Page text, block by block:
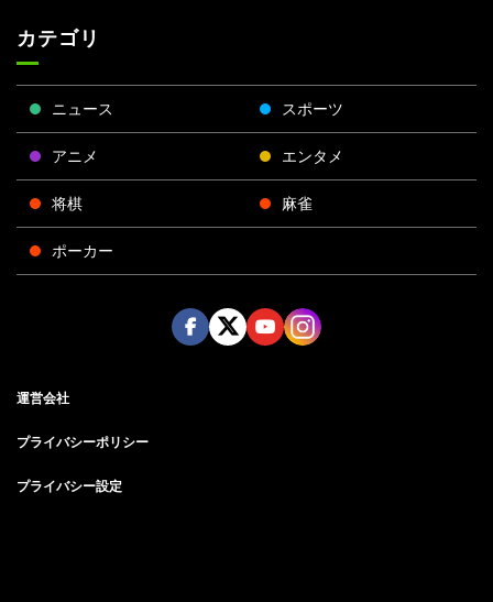
カテゴリ
ニュース スポーツ
アニメ エンタメ
将棋 麻雀
ポーカー
運営会社
プライバシーポリシー
プライバシー設定